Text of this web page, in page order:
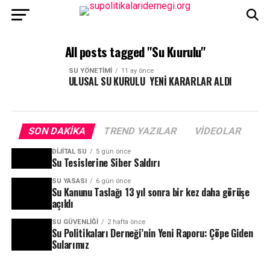
All posts tagged "Su Kıurulu"
SU YÖNETIMI 11 ay önce
ULUSAL SU KURULU YENİ KARARLAR ALDI
SON DAKIKA TREND YAZILAR VIDEOLAR
DIJITAL SU 5 gün önce
Su Tesislerine Siber Saldırı
SU YASASI 6 gün önce
Su Kanunu Taslağı 13 yıl sonra bir kez daha görüşe
açıldı
SU GÜVENLIĞI 2 hafta önce
Su Politikaları Derneği’nin Yeni Raporu: Çöpe Giden
Sularımız